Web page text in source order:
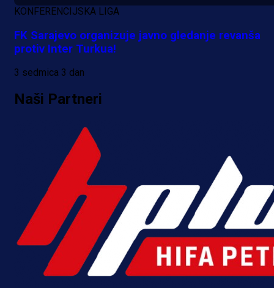
Više vijesti
KONFERENCIJSKA LIGA
FK Sarajevo organizuje javno gledanje revanša
protiv Inter Turkua!
3 sedmica 3 dan
Naši Partneri